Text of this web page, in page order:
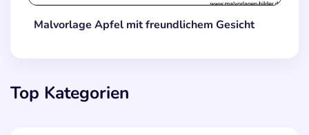
Malvorlage Apfel mit freundlichem Gesicht
Top Kategorien